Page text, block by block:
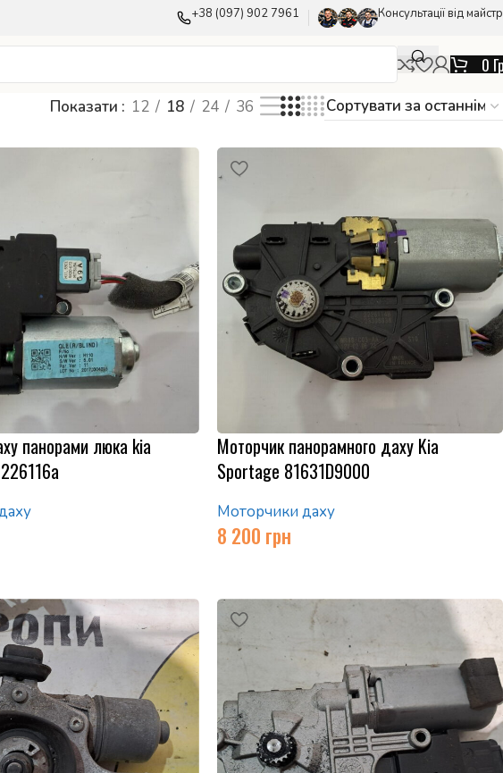
+38 (097) 902 7961 Консультації від
0
Показати 12 18 24 36
панорами люка kia
Моторчик панорамного даху Kia
Sportage 81631D9000
Моторчики даху
8 200 грн